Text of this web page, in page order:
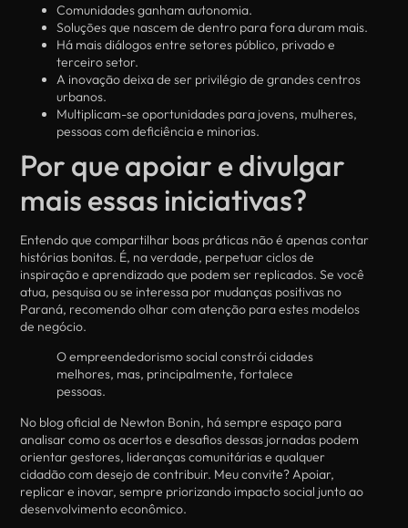
Comunidades ganham autonomia.
Soluções que nascem de dentro para fora duram mais.
Há mais diálogos entre setores público, privado e
terceiro setor.
A inovação deixa de ser privilégio de grandes centros
urbanos.
Multiplicam-se oportunidades para jovens, mulheres,
pessoas com deficiência e minorias.
Por que apoiar e divulgar
mais essas iniciativas?
Entendo que compartilhar boas práticas não é apenas contar
histórias bonitas. É, na verdade, perpetuar ciclos de
inspiração e aprendizado que podem ser replicados. Se você
atua, pesquisa ou se interessa por mudanças positivas no
Paraná, recomendo olhar com atenção para estes modelos
de negócio.
O empreendedorismo social constrói cidades
melhores, mas, principalmente, fortalece
pessoas.
No blog oficial de Newton Bonin, há sempre espaço para
analisar como os acertos e desafios dessas jornadas podem
orientar gestores, lideranças comunitárias e qualquer
cidadão com desejo de contribuir. Meu convite? Apoiar,
replicar e inovar, sempre priorizando impacto social junto ao
desenvolvimento econômico.